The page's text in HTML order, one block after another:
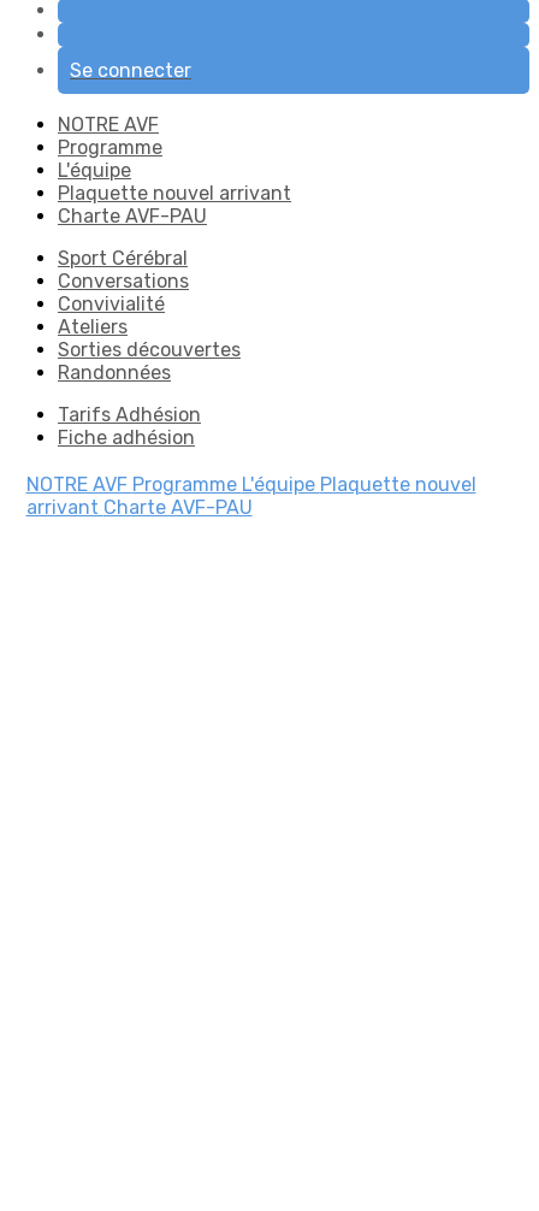
Se connecter
NOTRE AVF
Programme
L'équipe
Plaquette nouvel arrivant
Charte AVF-PAU
Sport Cérébral
Conversations
Convivialité
Ateliers
Sorties découvertes
Randonnées
Tarifs Adhésion
Fiche adhésion
NOTRE AVF Programme L'équipe Plaquette nouvel
arrivant Charte AVF-PAU